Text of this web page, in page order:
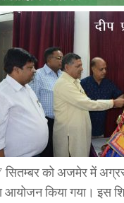
सितम्बर को अजमेर में
आयोजन किया गया। इस